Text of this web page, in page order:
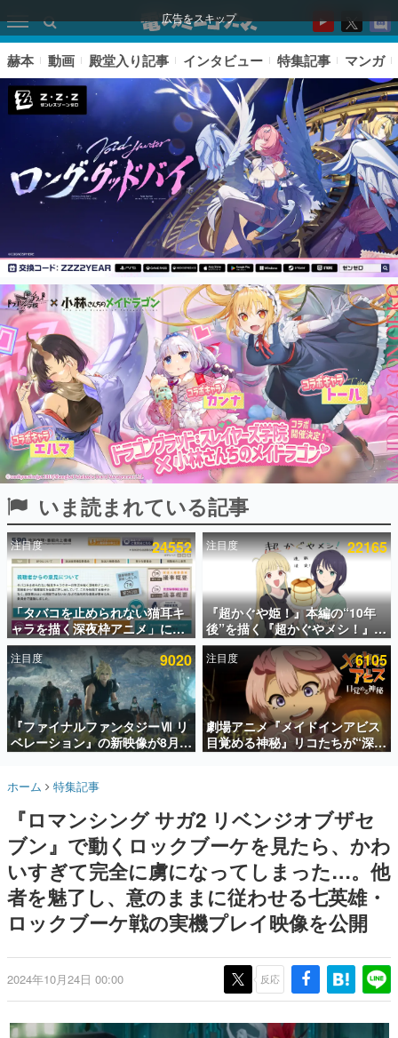
広告をスキップ
ピックアップ
電ファミのいま読まれている記事ランキング
アプリセール情報
インタビュー
連載・特集一覧
殿堂入り記事
SNS拡散数が数千以上！ ページビュー数万以上！ などな
ど。多くの人々に読まれた、電ファミ渾身の“殿堂入り”記
事をまとめました。
ゲームの企画書
名作ゲームクリエイターの方々に製作時のエピソードをお
聞きし、ヒットする企画（ゲーム）とは何か？を探ってい
きます。
赫本
この物語を解いてはいけない。『赫本』は、〈試験問題〉
の形をした短編ホラー小説集です。
新世代に訊く
これからのデジタルゲーム市場を担う若きクリエイター達
の姿を追い、彼らのルーツと情熱を探っていきます。
日本のコンテンツ産業やカルチャーに与えた影響を探る企
画です。
日本モバイルゲーム産業史
日本のモバイルゲーム史における主要なトピック・タイト
ルを網羅するほか、開発者へのインタビューや識者による
解説を掲載。約20年の歴史が一望できる決定版！
若ゲのいたり〜ゲームクリエイターの青春〜
一先生によるゲーム業界レポートマンガです。
なんでゲームは面白い？
具体的な形から解き明かしていく、硬派で骨太な評論連載
赫本 動画 殿堂入り記事 インタビュー 特集記事 マンガ
いま読まれている記事
注目度 24552
「タバコを止められない猫耳キ
ャラを描く深夜枠アニメ」に視
聴者の一部から批判意見。違法
薬物の使用と思しき描写も含め
て、BPOが議論を交わす
注目度 22165
『超かぐや姫！』本編の“10年
後”を描く『超かぐやメシ！』
Web連載決定。新たなWebマン
ガレーベル「ビビビコミック」
にて特別話が掲載スタート、あ
のお話には…まだ続きがある！
注目度 9020
『ファイナルファンタジーⅦ リ
ベレーション』の新映像が8月
26日早朝に公開へ。『FF7』リ
「gamescom」のオープニング
の浜口直樹氏が登壇する予定
注目度 6105
劇場アニメ『メイドインアビス
目覚める神秘』リコたちが“深界
七層”へ進む予告映像が公開。新
ホーム 特集記事
『ロマンシング サガ2 リベンジオブザセ
ブン』で動くロックブーケを見たら、かわ
いすぎて完全に虜になってしまった…。他
者を魅了し、意のままに従わせる七英雄・
ロックブーケ戦の実機プレイ映像を公開
2024年10月24日 00:00 反応